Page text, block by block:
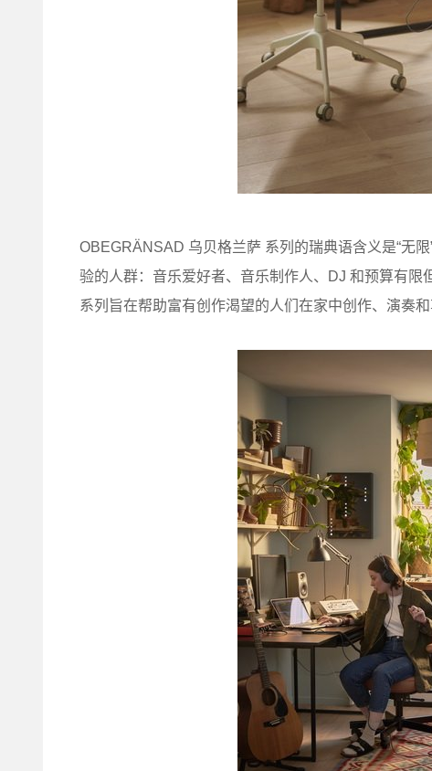
OBEGRÄNSAD 乌贝格兰萨 系列的瑞典语含义是“无
验的人群：音乐爱好者、音乐制作人、DJ 和预算有
系列旨在帮助富有创作渴望的人们在家中创作、演奏和